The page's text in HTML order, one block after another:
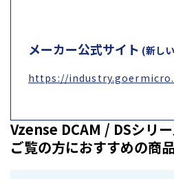
メーカー公式サイト (新し
https://
Vzense DCAM / DSシリ
ご覧の方におすすめの商